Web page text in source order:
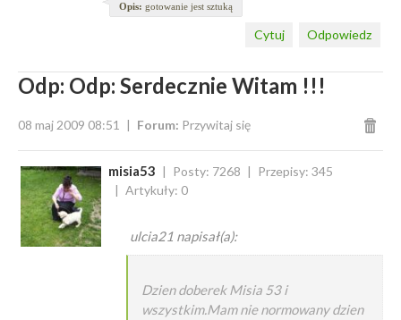
Opis: gotowanie jest sztuką
Odpowiedz
Cytuj
Odp: Odp: Serdecznie Witam !!!
08 maj 2009 08:51 Forum: Przywitaj się
misia53 Posty: 7268
Przepisy: 345
Artykuły: 0
ulcia21 napisał(a):
Dzien doberek Misia 53 i
wszystkim.Mam nie normowany dzien